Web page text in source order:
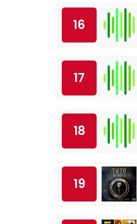
16
17
18
19